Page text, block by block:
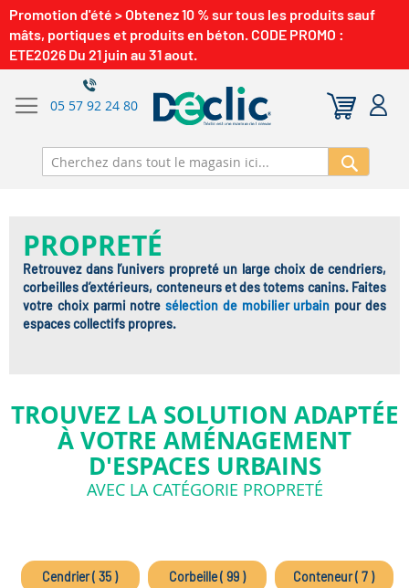
Promotion d'été > Obtenez 10 % sur tous les produits sauf
mâts, portiques et produits en béton. CODE PROMO :
ETE2026 Du 21 juin au 31 aout.
05 57 92 24 80
PROPRETÉ
Retrouvez dans l’univers propreté un large choix de cendriers,
corbeilles d’extérieurs, conteneurs et des totems canins. Faites
votre choix parmi notresélection de mobilier urbain pour des
espaces collectifs propres.
TROUVEZ LA SOLUTION ADAPTÉE
À VOTRE AMÉNAGEMENT
D'ESPACES URBAINS
AVEC LA CATÉGORIE PROPRETÉ
Cendrier ( 35 ) Corbeille ( 99 ) Conteneur ( 7 )